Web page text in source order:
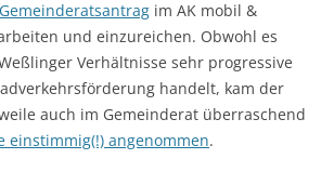
Gemeinderatsantrag im AK mobil &
und einzureichen. Obwohl es
Verhältnisse sehr progressive
handelt, kam der
auch im Gemeinderat überraschend
einstimmig(!) angenommen.